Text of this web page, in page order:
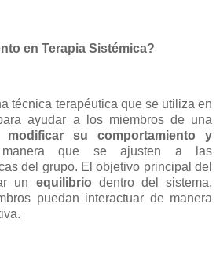
en Terapia Sistémica?
técnica terapéutica que se utiliza en
ayudar a los miembros de una
modificar su comportamiento y
que se ajusten a las
del grupo. El objetivo principal del
un equilibrio dentro del sistema,
puedan interactuar de manera